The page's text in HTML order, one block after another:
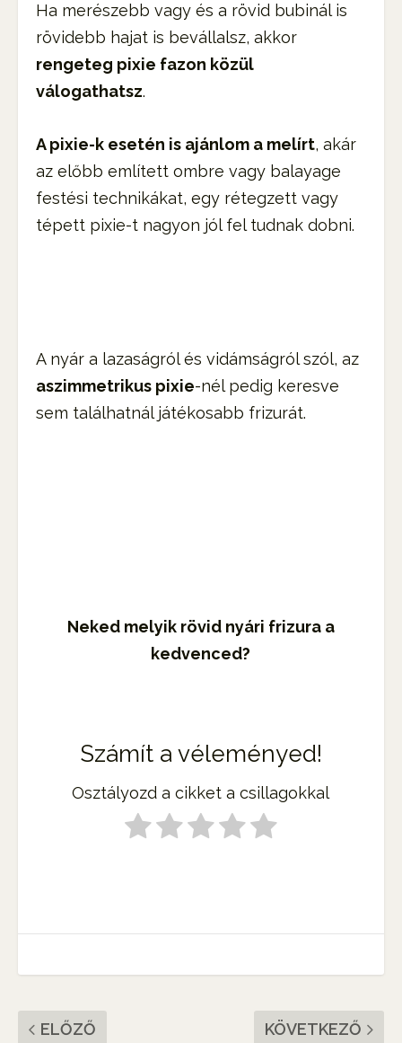
Ha merészebb vagy és a rövid bubinál is
rövidebb hajat is bevállalsz, akkor
rengeteg pixie fazon közül
válogathatsz.
A pixie-k esetén is ajánlom a melírt, akár
az előbb említett ombre vagy balayage
festési technikákat, egy rétegzett vagy
tépett pixie-t nagyon jól fel tudnak dobni.
A nyár a lazaságról és vidámságról szól, az
aszimmetrikus pixie-nél pedig keresve
sem találhatnál játékosabb frizurát.
Neked melyik rövid nyári frizura a
kedvenced?
Számít a véleményed!
Osztályozd a cikket a csillagokkal
ELŐZŐ KÖVETKEZŐ